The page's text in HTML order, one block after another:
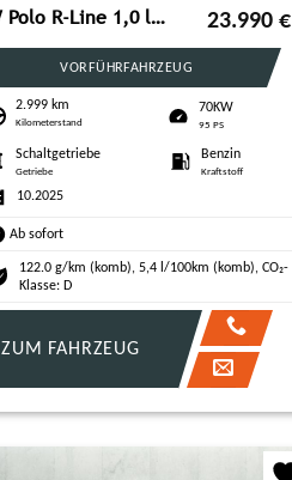
VW Polo R-Line 1,0 l TSI OPF 70 kW (95 PS) 5-Gang 23.990€
VORFÜHRFAHRZEUG
2.999 km
Kilometerstand
70KW
95 PS
Schaltgetriebe
Getriebe
Benzin
Kraftstoff
10.2025
Ab sofort
122.0 g/km (komb), 5,4 l/100km (komb), CO₂-
Klasse: D
ZUM FAHRZEUG